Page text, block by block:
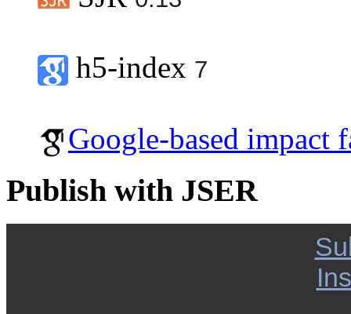
h5-index 7
Google-based impact
Publish with JSER